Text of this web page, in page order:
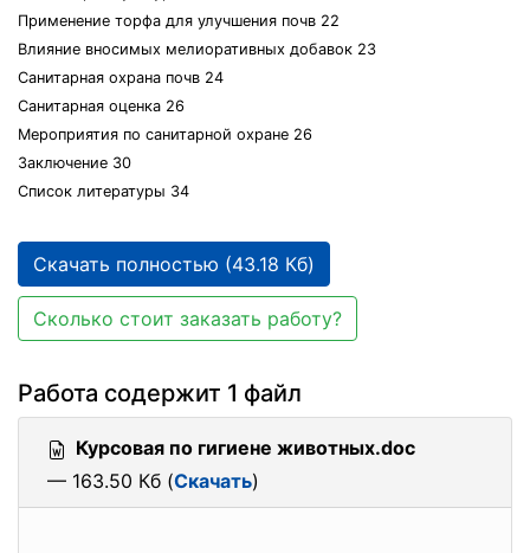
Применение торфа для улучшения почв 22
Влияние вносимых мелиоративных добавок 23
Санитарная охрана почв 24
Санитарная оценка 26
Мероприятия по санитарной охране 26
Заключение 30
Список литературы 34
Скачать полностью (43.18 Кб)
Сколько стоит заказать работу?
Работа содержит 1 файл
Курсовая по гигиене животных.doc
— 163.50 Кб (Скачать)